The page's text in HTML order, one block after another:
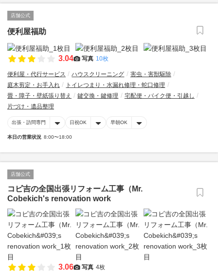
店舗公式
便利屋福助
3.04 写真 10枚
便利屋・代行サービス ハウスクリーニング
害虫・害獣駆除
庭木剪定・お手入れ
トイレつまり・水漏れ修理・蛇口修理
畳・障子・壁紙張り替え
鍵交換・鍵修理
宅配便・バイク便・引越し
片づけ・遺品整理
出張・訪問専門 日祝OK 早朝OK
本日の営業状況 8:00〜18:00
店舗公式
コビ吉の全国出張リフォーム工事（Mr.
Cobekich's renovation work
3.06 写真 4枚